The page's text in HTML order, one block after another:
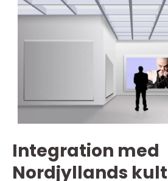
Integration med
Nordjyllands